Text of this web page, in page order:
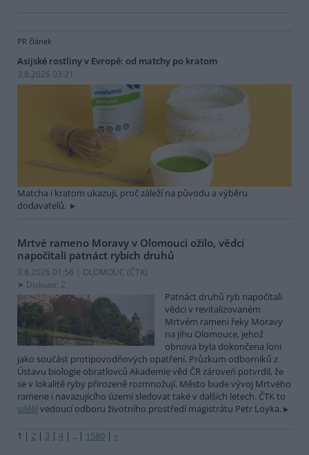
PR článek
Asijské rostliny v Evropě: od matchy po kratom
3.8.2026 03:21
Matcha i kratom ukazují, proč záleží na původu a výběru
dodavatelů.
Mrtvé rameno Moravy v Olomouci ožilo, vědci
napočítali patnáct rybích druhů
3.8.2026 01:56 | OLOMOUC (ČTK)
Diskuse: 2
Patnáct druhů ryb napočítali
vědci v revitalizovaném
Mrtvém rameni řeky Moravy
na jihu Olomouce, jehož
obnova byla dokončena loni
jako součást protipovodňových opatření. Průzkum odborníků z
Ústavu biologie obratlovců Akademie věd ČR zároveň potvrdil, že
se v lokalitě ryby přirozeně rozmnožují. Město bude vývoj Mrtvého
ramene i navazujícího území sledovat také v dalších letech. ČTK to
sdělil vedoucí odboru životního prostředí magistrátu Petr Loyka.
1 | 2 | 3 | 4 | .. | 1580 | »